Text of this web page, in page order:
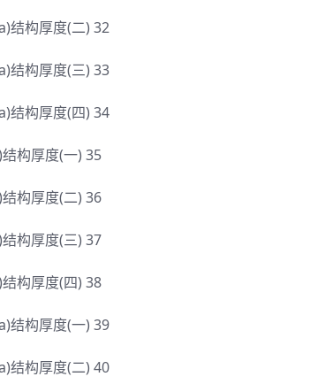
结构厚度(二) 32
结构厚度(三) 33
结构厚度(四) 34
构厚度(一) 35
构厚度(二) 36
构厚度(三) 37
构厚度(四) 38
结构厚度(一) 39
结构厚度(二) 40